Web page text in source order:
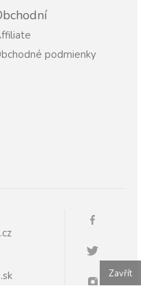
podmienky
Zavřít